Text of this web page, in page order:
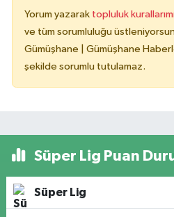
Yorum yazarak topluluk
ve tüm sorumluluğu
Gümüşhane | Gümüşhane
şekilde sorumlu tutulamaz.
Süper Lig Puan
Süper Lig